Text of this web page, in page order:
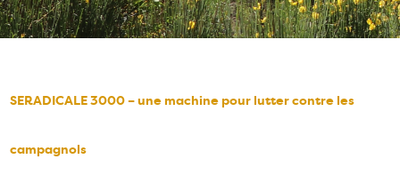
SERADICALE 3000 – une machine pour lutter contre les
campagnols